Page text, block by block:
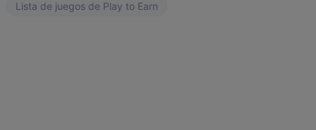
Lista de juegos de Play to Earn